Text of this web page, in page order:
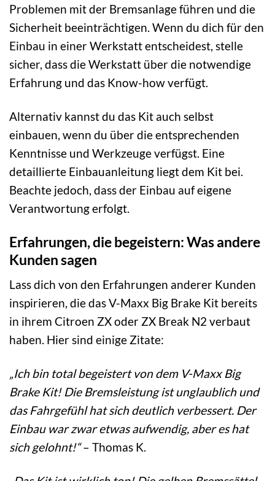
Problemen mit der Bremsanlage führen und die
Sicherheit beeinträchtigen. Wenn du dich für den
Einbau in einer Werkstatt entscheidest, stelle
sicher, dass die Werkstatt über die notwendige
Erfahrung und das Know-how verfügt.
Alternativ kannst du das Kit auch selbst
einbauen, wenn du über die entsprechenden
Kenntnisse und Werkzeuge verfügst. Eine
detaillierte Einbauanleitung liegt dem Kit bei.
Beachte jedoch, dass der Einbau auf eigene
Verantwortung erfolgt.
Erfahrungen, die begeistern: Was andere
Kunden sagen
Lass dich von den Erfahrungen anderer Kunden
inspirieren, die das V-Maxx Big Brake Kit bereits
in ihrem Citroen ZX oder ZX Break N2 verbaut
haben. Hier sind einige Zitate:
„Ich bin total begeistert von dem V-Maxx Big
Brake Kit! Die Bremsleistung ist unglaublich und
das Fahrgefühl hat sich deutlich verbessert. Der
Einbau war zwar etwas aufwendig, aber es hat
sich gelohnt!“– Thomas K.